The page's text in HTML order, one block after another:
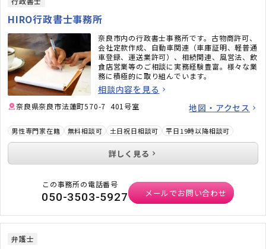
HIRO行政書士事務所
奈良市内の行政書士事務所です。古物商許可、
会社定款作成、自動車関連（車庫証明、軽普通
車登録、運送業許可）、相続関連、風営法、飲
食店営業等のご相談に実務経験豊富。様々な業
務に積極的に取り組んでいます。
相談内容を見る
奈良県奈良市法蓮町570-7 401号室 地図・アクセス
男性専門家在籍 無料相談可 土日祝日相談可 平日19時以降相談可
詳しく見る
この事務所の電話番号
050-3503-5927 メールでお問い合わせ
弁護士